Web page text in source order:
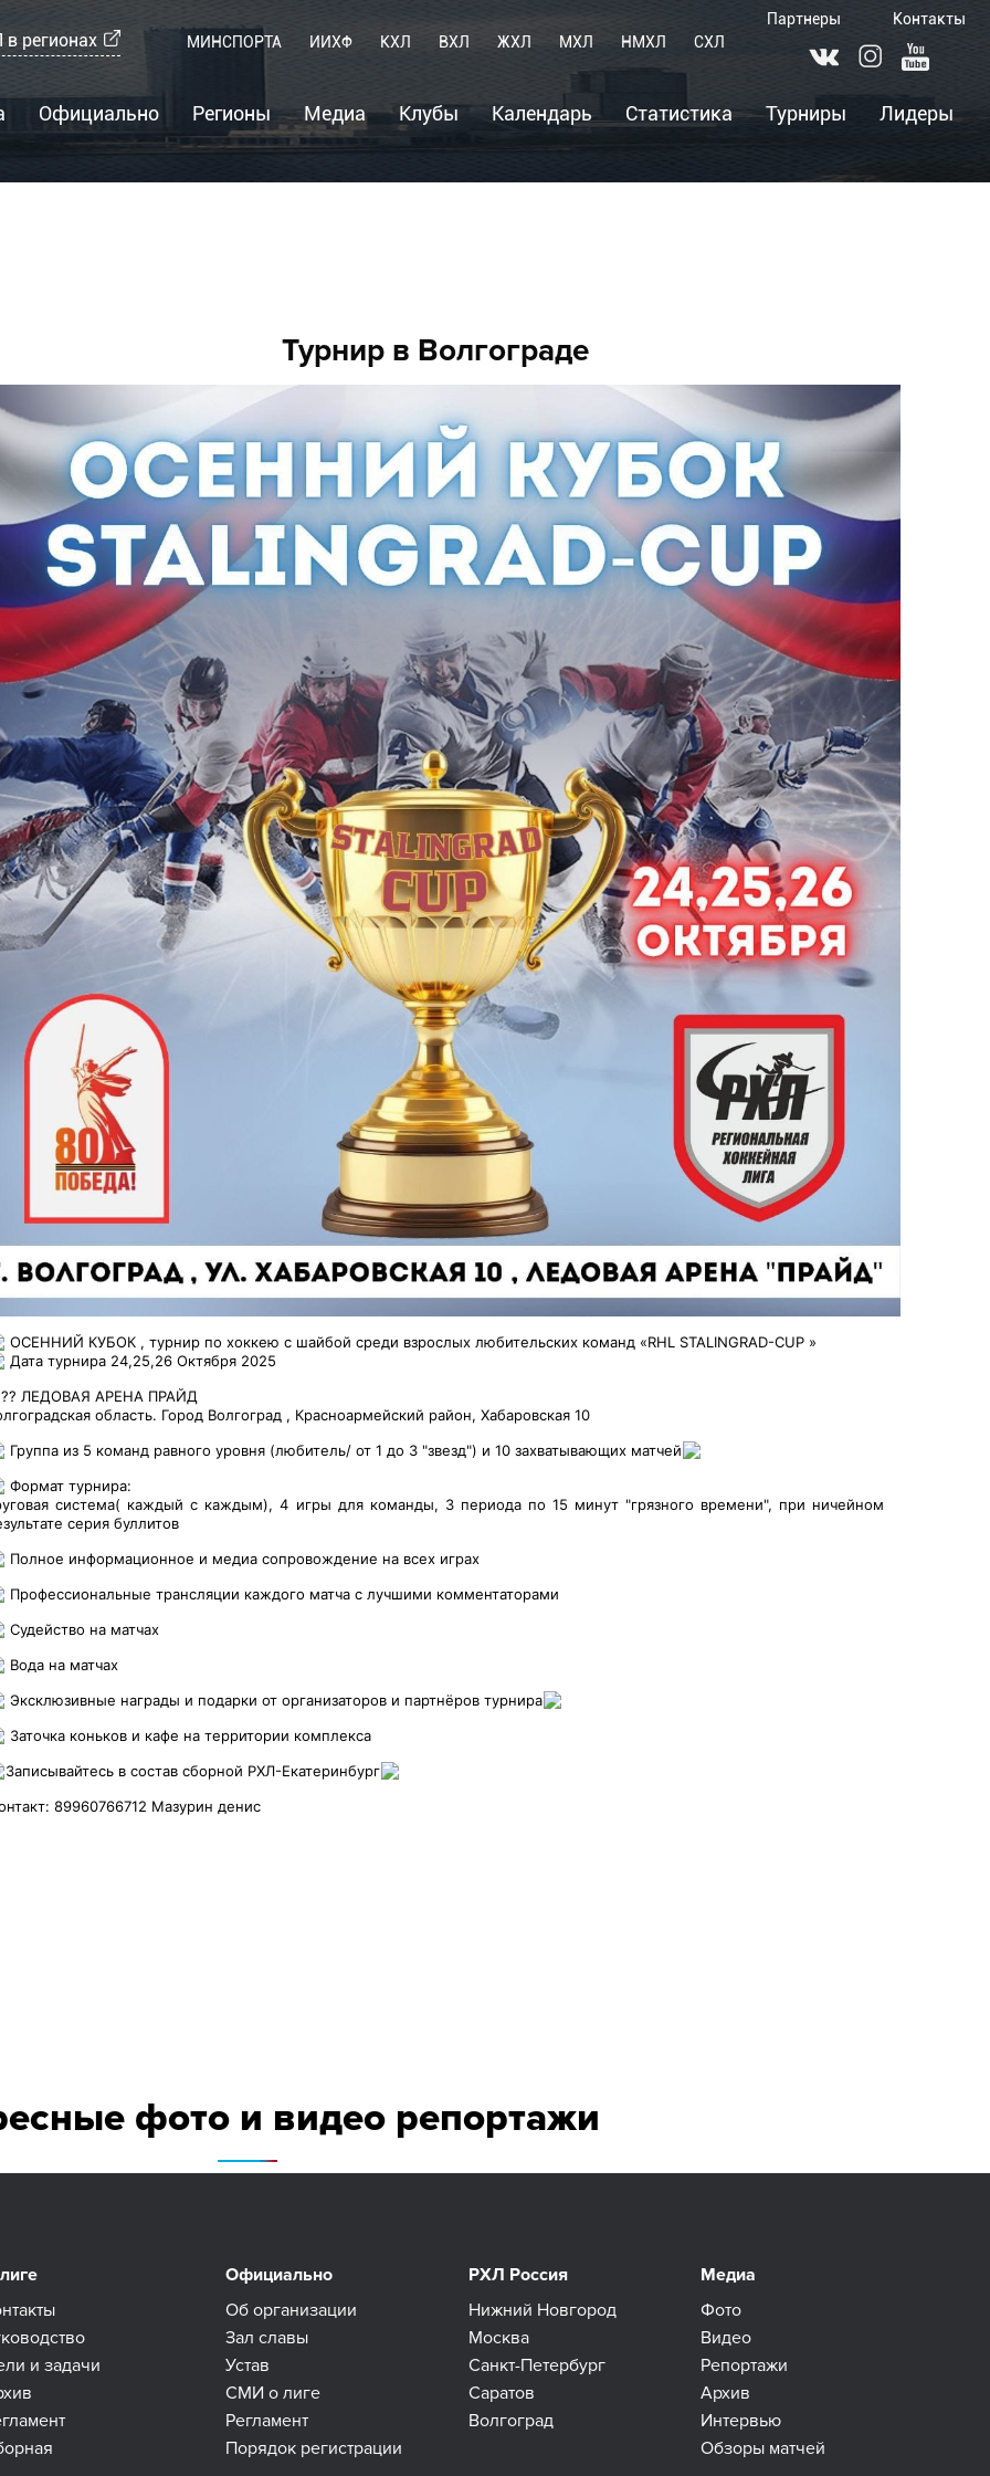
регионах
Выберите регион:
Сайт РХЛ-НН
МИНСПОРТА ИИХФ КХЛ ВХЛ ЖХЛ МХЛ НМХЛ СХЛ
Официально Регионы Медиа Клубы Календарь Статистика Турниры Лидеры
Партнеры Контакты
Турнир в Волгограде
ОСЕННИЙ КУБОК , турнир по хоккею с шайбой среди взрослых любительских команд «RHL STALINGRAD-CUP »
Дата турнира 24,25,26 Октября 2025
ЛЕДОВАЯ АРЕНА ПРАЙД
область. Город Волгоград , Красноармейский район, Хабаровская 10
Группа из 5 команд равного уровня (любитель/ от 1 до 3 "звезд") и 10 захватывающих матчей
Формат турнира:
система( каждый с каждым), 4 игры для команды, 3 периода по 15 минут "грязного времени", при ничейном
серия буллитов
Полное информационное и медиа сопровождение на всех играх
Профессиональные трансляции каждого матча с лучшими комментаторами
Судейство на матчах
Вода на матчах
Эксклюзивные награды и подарки от организаторов и партнёров турнира
Заточка коньков и кафе на территории комплекса
Записывайтесь в состав сборной РХЛ-Екатеринбург
89960766712 Мазурин денис
фото и видео репортажи
и задачи
Официально
Об организации
Зал славы
Устав
СМИ о лиге
Регламент
Порядок регистрации
РХЛ Россия
Нижний Новгород
Москва
Санкт-Петербург
Саратов
Волгоград
Медиа
Фото
Видео
Репортажи
Архив
Интервью
Обзоры матчей